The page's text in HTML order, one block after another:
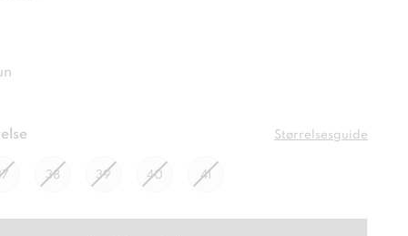
Størrelsesguide
38 39 40 41